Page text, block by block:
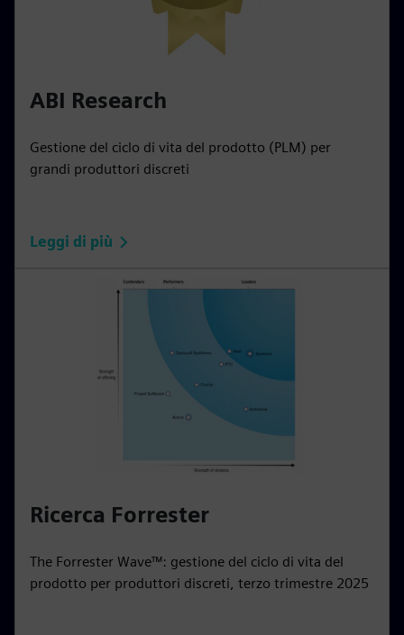
ABI Research
Gestione del ciclo di vita del prodotto (PLM) per
grandi produttori discreti
Leggi di più
Ricerca Forrester
The Forrester Wave™: gestione del ciclo di vita del
prodotto per produttori discreti, terzo trimestre 2025